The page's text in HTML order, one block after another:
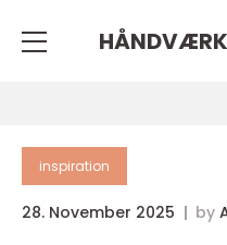
inspiration
28. November 2025 by